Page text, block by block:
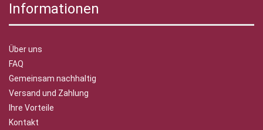
Informationen
Über uns
FAQ
Gemeinsam nachhaltig
Versand und Zahlung
Ihre Vorteile
Kontakt